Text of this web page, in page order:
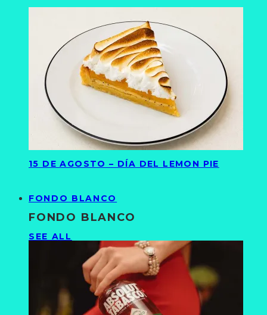
15 DE AGOSTO – DÍA DEL LEMON PIE
FONDO BLANCO
FONDO BLANCO
SEE ALL